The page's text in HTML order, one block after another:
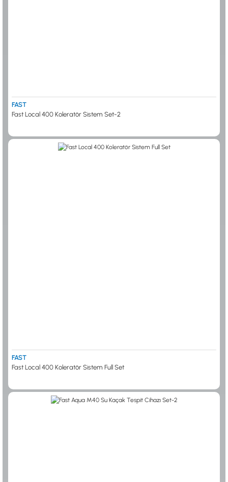
FAST
Fast Local 400 Koleratör Sistem Set-2
FAST
Fast Local 400 Koleratör Sistem Full Set